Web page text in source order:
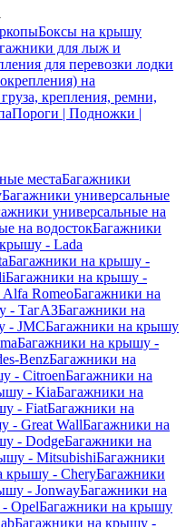
Боксы на крышу
для лыж и
для перевозки лодки
на
крепления, ремни,
Пороги | Подножки |
местаБагажники
Багажники универсальные
универсальные на
на водостокБагажники
- Lada
Багажники на крышу -
Багажники на крышу -
RomeoБагажники на
- ТагАЗБагажники на
- JMCБагажники на крышу
Багажники на крышу -
BenzБагажники на
- CitroenБагажники на
- KiaБагажники на
- FiatБагажники на
- Great WallБагажники на
- DodgeБагажники на
- MitsubishiБагажники
крышу - CheryБагажники
- JonwayБагажники на
OpelБагажники на крышу
Багажники на крышу -